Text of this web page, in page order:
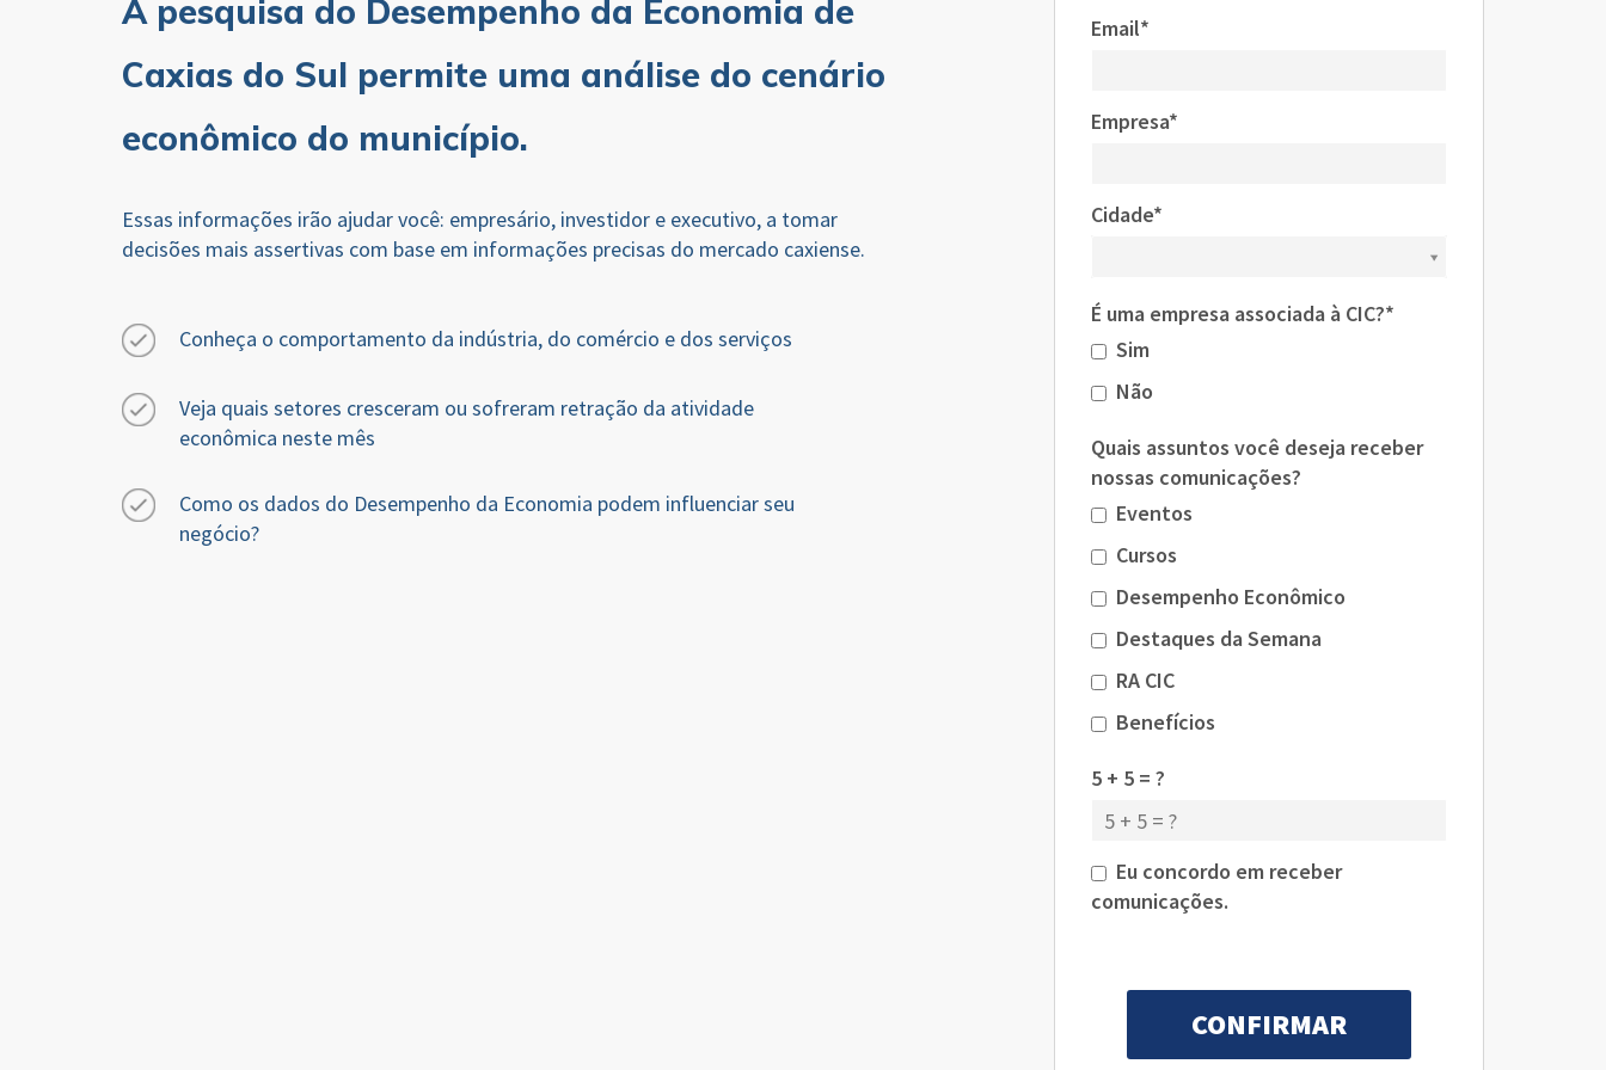
A pesquisa do Desempenho da Economia de
Caxias do Sul permite uma análise do cenário
econômico do município.
Essas informações irão ajudar você: empresário, investidor e executivo, a tomar
decisões mais assertivas com base em informações precisas do mercado caxiense.
Conheça o comportamento da indústria, do comércio e dos serviços
Veja quais setores cresceram ou sofreram retração da atividade
econômica neste mês
Como os dados do Desempenho da Economia podem influenciar seu
negócio?
Email*
Empresa*
Cidade*
É uma empresa associada à CIC?*
Sim
Não
Quais assuntos você deseja receber
nossas comunicações?
Eventos
Cursos
Desempenho Econômico
Destaques da Semana
RA CIC
Benefícios
5 + 5 = ?
Eu concordo em receber
comunicações.